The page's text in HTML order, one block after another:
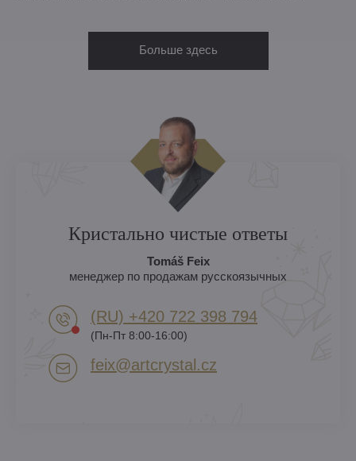
Больше здесь
Кристально чистые ответы
Tomáš Feix
менеджер по продажам русскоязычных
(RU) +420 722 398 794​
(Пн-Пт 8:00-16:00)
feix​@artcrystal​.cz